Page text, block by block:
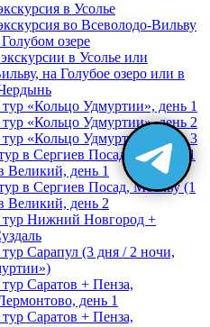
в Усолье
во Всеволодо-Вильву
озере
в Усолье или
на Голубое озеро или в
«Кольцо Удмуртии», день 1
«Кольцо Удмуртии», день 2
«Кольцо Удмуртии», день 3
в Сергиев Посад, Москву (1
Великий, день 1
в Сергиев Посад, Москву (1
Великий, день 2
Нижний Новгород +
Сарапул (3 дня / 2 ночи,
Саратов + Пенза,
день 1
Саратов + Пенза,